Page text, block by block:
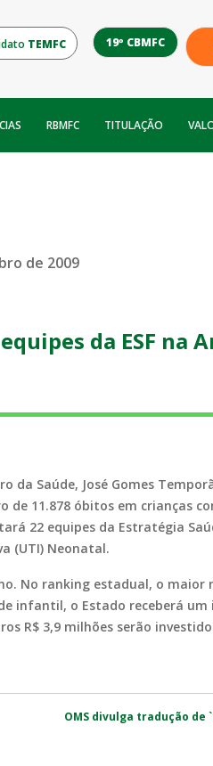
TEMFC 19º CBMFC
RBMFC TITULAÇÃO
de 2009
da ESF na
Saúde, José Gomes
11.878 óbitos em crianças
22 equipes da Estratégia
(UTI) Neonatal.
No ranking estadual, o maior
infantil, o Estado receberá um
R$ 3,9 milhões serão
OMS divulga tradução de